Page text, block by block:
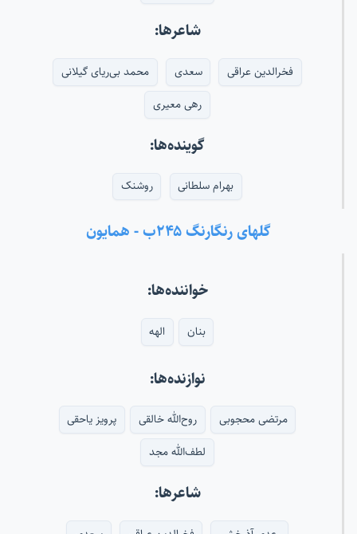
شاعرها:
فخرالدین عراقی سعدی
محمد بی‌ریای گیلانی
رهی معیری
گوینده‌ها:
بهرام سلطانی روشنک
گلهای رنگارنگ ۲۴۵ب - همایون
خواننده‌ها:
بنان الهه
نوازنده‌ها:
مرتضی محجوبی روح‌الله خالقی
پرویز یاحقی
لطف‌الله مجد
شاعرها: